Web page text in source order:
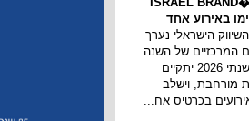
הישראלי נערך
המרכזיים של השנה.
כנס המיתוג השנתי 2026 יתקיים
מורחבת, וישלב
בכרטיס אח...